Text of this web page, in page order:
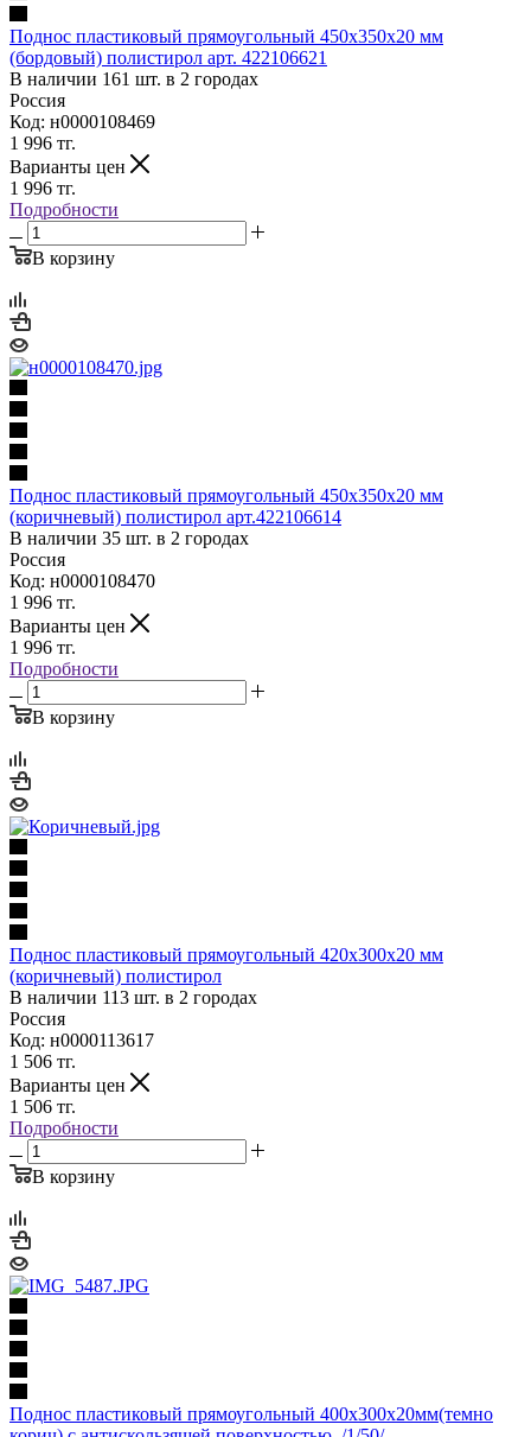
Поднос пластиковый прямоугольный 450х350х20 мм
(бордовый) полистирол арт. 422106621
В наличии 161 шт. в 2 городах
Россия
Код: н0000108469
1 996 тг.
Варианты цен
1 996 тг.
Подробности
В корзину
Поднос пластиковый прямоугольный 450х350х20 мм
(коричневый) полистирол арт.422106614
В наличии 35 шт. в 2 городах
Россия
Код: н0000108470
1 996 тг.
Варианты цен
1 996 тг.
Подробности
В корзину
Поднос пластиковый прямоугольный 420х300х20 мм
(коричневый) полистирол
В наличии 113 шт. в 2 городах
Россия
Код: н0000113617
1 506 тг.
Варианты цен
1 506 тг.
Подробности
В корзину
Поднос пластиковый прямоугольный 400х300х20мм(темно